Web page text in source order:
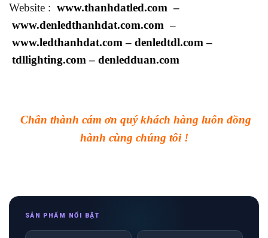
Website : www.thanhdatled.com –
www.denledthanhdat.com.com –
www.ledthanhdat.com – denledtdl.com –
tdllighting.com – denledduan.com
Chân thành cám ơn quý khách hàng luôn đồng
hành cùng chúng tôi !
SẢN PHẨM NỔI BẬT